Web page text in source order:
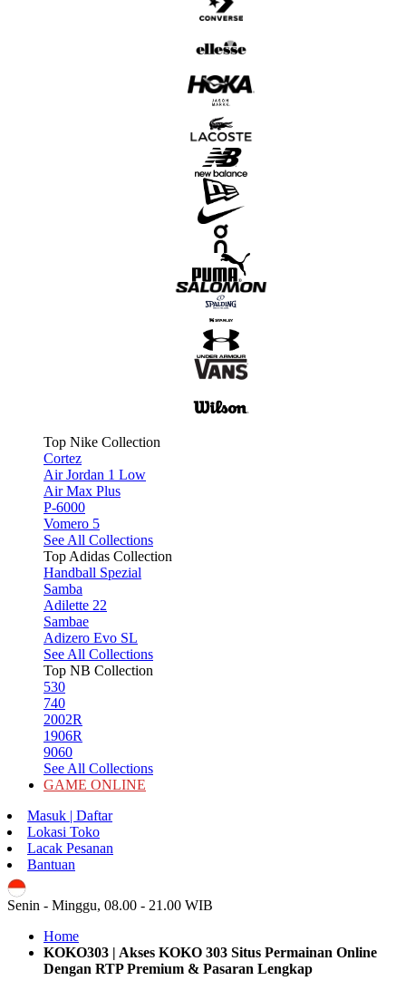
Top Nike Collection
Cortez
Air Jordan 1 Low
Air Max Plus
P-6000
Vomero 5
See All Collections
Top Adidas Collection
Handball Spezial
Samba
Adilette 22
Sambae
Adizero Evo SL
See All Collections
Top NB Collection
530
740
2002R
1906R
9060
See All Collections
GAME ONLINE
Masuk | Daftar
Lokasi Toko
Lacak Pesanan
Bantuan
Senin - Minggu, 08.00 - 21.00 WIB
Home
KOKO303 | Akses KOKO 303 Situs Permainan Online
Dengan RTP Premium & Pasaran Lengkap